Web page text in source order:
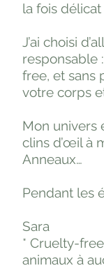
la fois
J’ai choisi
responsable
free, et sans
votre corps
Mon univers
clins d’œil à
Anneaux…
Pendant les
Sara
* Cruelty-
animaux à